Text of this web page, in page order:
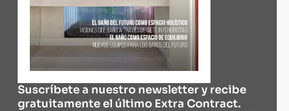
Suscríbete a nuestro newsletter y recibe
gratuitamente el último Extra Contract.